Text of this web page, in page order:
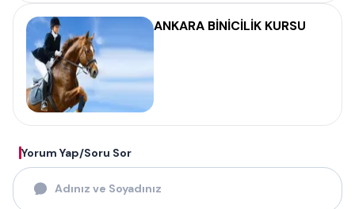
ANKARA BİNİCİLİK KURSU
Yorum Yap/Soru Sor